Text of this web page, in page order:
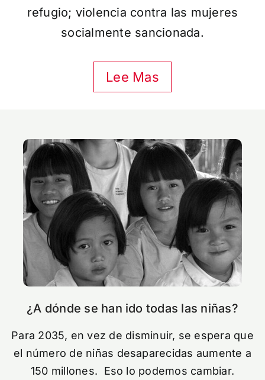
refugio; violencia contra las mujeres
socialmente sancionada.
Lee Mas
¿A dónde se han ido todas las niñas?
Para 2035, en vez de disminuir, se espera que
el número de niñas desaparecidas aumente a
150 millones. Eso lo podemos cambiar.